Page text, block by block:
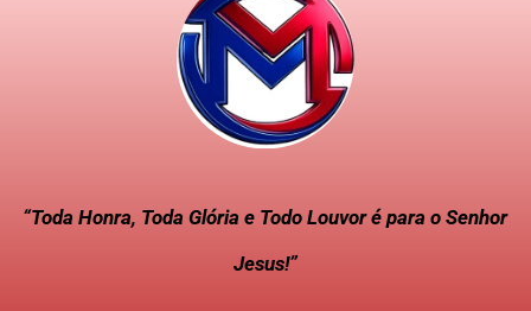
“Toda Honra, Toda Glória e Todo Louvor é para o Senhor
Jesus!”